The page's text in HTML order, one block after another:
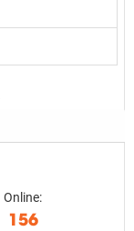
Online:
156